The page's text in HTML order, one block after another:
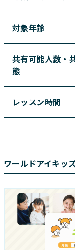
対象年齢
共有可能人数・
態
レッスン時間
ワールドアイキッ